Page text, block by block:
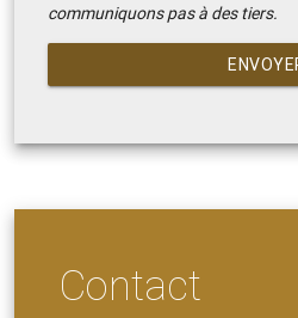
communiquons pas à des tiers.
Contact